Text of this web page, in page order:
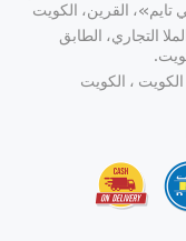
تايم»، القرين، الكويت
الملا التجاري، الطابق